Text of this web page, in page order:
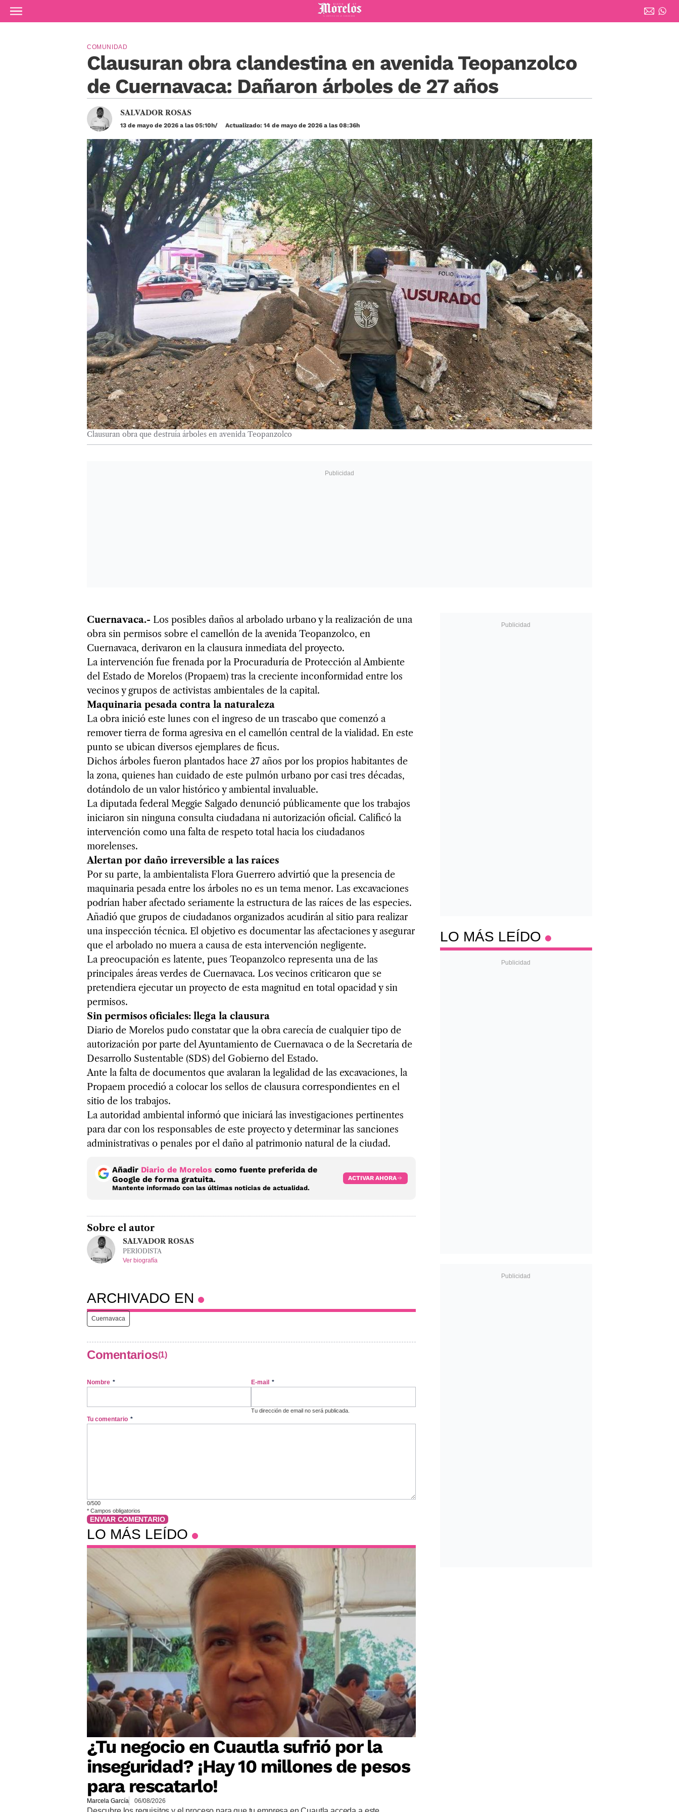
Ir al contenido principal
Diario de Morelos
Clausuran obra clandestina en avenida Teopanzolco
de Cuernavaca: Dañaron árboles de 27 años
COMUNIDAD
SALVADOR ROSAS
13 de mayo de 2026 a las 05:10h Actualizado: 14 de mayo de 2026 a las 08:36h
Clausuran obra que destruía árboles en avenida Teopanzolco
Cuernavaca.- Los posibles daños al arbolado urbano y la realización de una
obra sin permisos sobre el camellón de la avenida Teopanzolco, en
Cuernavaca, derivaron en la clausura inmediata del proyecto.
La intervención fue frenada por la Procuraduría de Protección al Ambiente
del Estado de Morelos (Propaem) tras la creciente inconformidad entre los
vecinos y grupos de activistas ambientales de la capital.
Maquinaria pesada contra la naturaleza
La obra inició este lunes con el ingreso de un trascabo que comenzó a
remover tierra de forma agresiva en el camellón central de la vialidad. En este
punto se ubican diversos ejemplares de ficus.
Dichos árboles fueron plantados hace 27 años por los propios habitantes de
la zona, quienes han cuidado de este pulmón urbano por casi tres décadas,
dotándolo de un valor histórico y ambiental invaluable.
La diputada federal Meggie Salgado denunció públicamente que los trabajos
iniciaron sin ninguna consulta ciudadana ni autorización oficial. Calificó la
intervención como una falta de respeto total hacia los ciudadanos
morelenses.
Alertan por daño irreversible a las raíces
Por su parte, la ambientalista Flora Guerrero advirtió que la presencia de
maquinaria pesada entre los árboles no es un tema menor. Las excavaciones
podrían haber afectado seriamente la estructura de las raíces de las especies.
Añadió que grupos de ciudadanos organizados acudirán al sitio para realizar
una inspección técnica. El objetivo es documentar las afectaciones y asegurar
que el arbolado no muera a causa de esta intervención negligente.
La preocupación es latente, pues Teopanzolco representa una de las
principales áreas verdes de Cuernavaca. Los vecinos criticaron que se
pretendiera ejecutar un proyecto de esta magnitud en total opacidad y sin
permisos.
Sin permisos oficiales: llega la clausura
Diario de Morelos pudo constatar que la obra carecía de cualquier tipo de
autorización por parte del Ayuntamiento de Cuernavaca o de la Secretaría de
Desarrollo Sustentable (SDS) del Gobierno del Estado.
Ante la falta de documentos que avalaran la legalidad de las excavaciones, la
Propaem procedió a colocar los sellos de clausura correspondientes en el
sitio de los trabajos.
La autoridad ambiental informó que iniciará las investigaciones pertinentes
para dar con los responsables de este proyecto y determinar las sanciones
administrativas o penales por el daño al patrimonio natural de la ciudad.
Añadir Diario de Morelos como fuente preferida de
Google de forma gratuita.
Mantente informado con las últimas noticias de actualidad.
ACTIVAR AHORA
Sobre el autor
SALVADOR ROSAS
PERIODISTA
Ver biografía
ARCHIVADO EN
Cuernavaca
Comentarios(1)
Nombre * E-mail *
Tu dirección de email no será publicada.
Tu comentario *
0/500
* Campos obligatorios
ENVIAR COMENTARIO
LO MÁS LEÍDO
¿Tu negocio en Cuautla sufrió por la
inseguridad? ¡Hay 10 millones de pesos
para rescatarlo!
Marcela García 06/08/2026
LO MÁS LEÍDO